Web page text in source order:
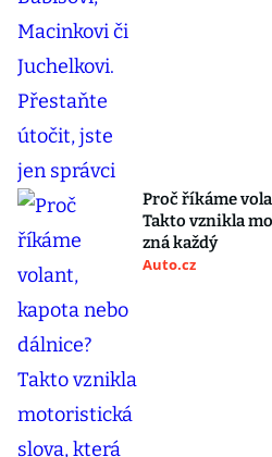
Proč říkáme
Takto vznikla
zná každý
Auto.cz